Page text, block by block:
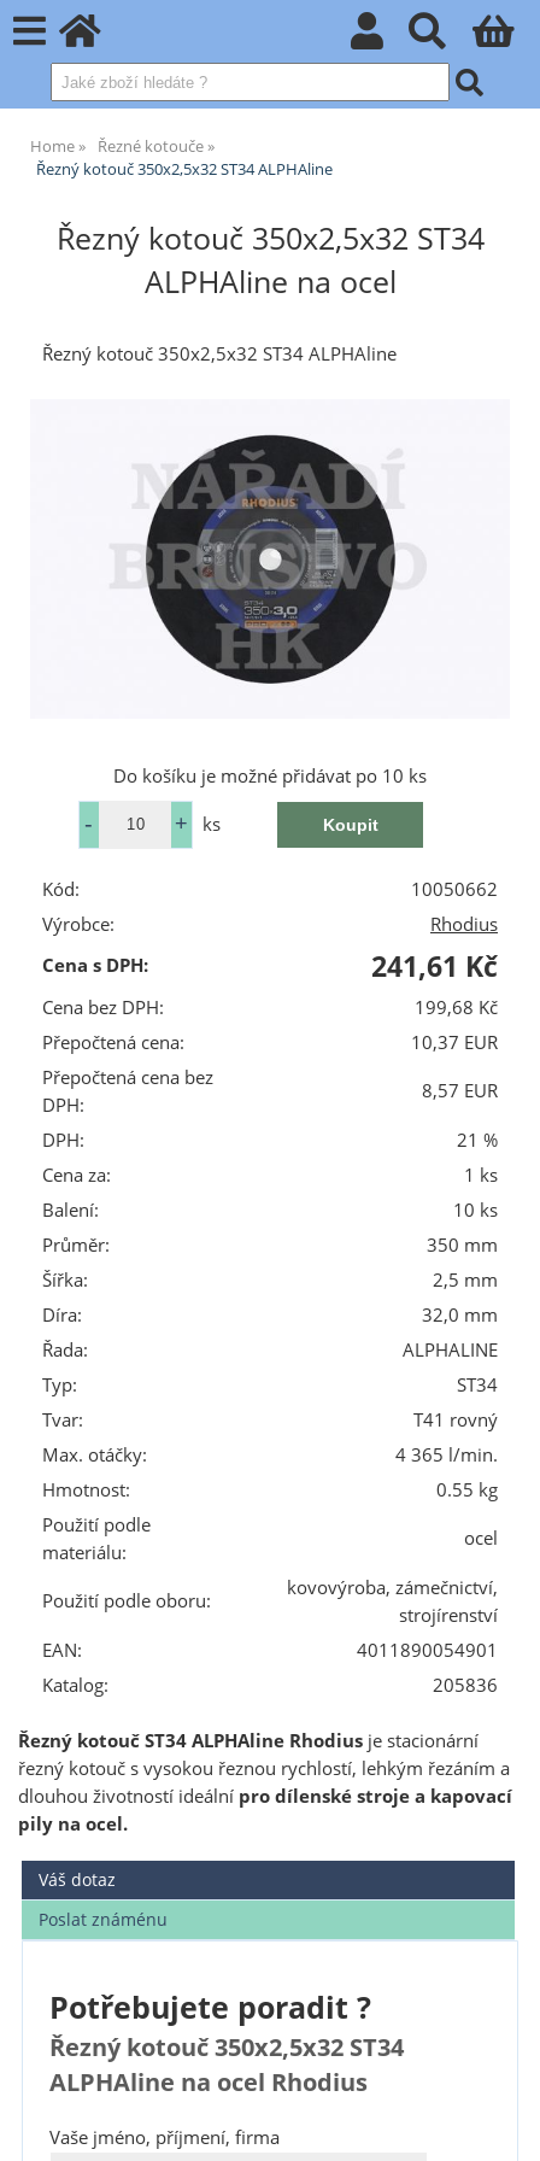
Home
Řezné kotouče
Řezný kotouč 350x2,5x32 ST34 ALPHAline
Řezný kotouč 350x2,5x32 ST34
ALPHAline na ocel
Řezný kotouč 350x2,5x32 ST34 ALPHAline
Do košíku je možné přidávat po 10 ks
ks
Kód:
10050662
Výrobce:
Rhodius
Cena s DPH:
241,61 Kč
Cena bez DPH:
199,68 Kč
Přepočtená cena:
10,37 EUR
Přepočtená cena bez
DPH:
8,57 EUR
DPH:
21 %
Cena za:
1 ks
Balení:
10 ks
Průměr:
350 mm
Šířka:
2,5 mm
Díra:
32,0 mm
Řada:
ALPHALINE
Typ:
ST34
Tvar:
T41 rovný
Max. otáčky:
4 365 l/min.
Hmotnost:
0.55 kg
Použití podle
materiálu:
ocel
Použití podle oboru:
kovovýroba, zámečnictví,
strojírenství
EAN:
4011890054901
Katalog:
205836
Řezný kotouč ST34 ALPHAline Rhodius je stacionární
řezný kotouč s vysokou řeznou rychlostí, lehkým řezáním a
dlouhou životností ideální pro dílenské stroje a kapovací
pily na ocel.
Váš dotaz
Poslat známénu
Potřebujete poradit ?
Řezný kotouč 350x2,5x32 ST34
ALPHAline na ocel Rhodius
Vaše jméno, příjmení, firma